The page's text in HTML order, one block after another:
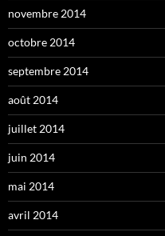
novembre 2014
octobre 2014
septembre 2014
août 2014
juillet 2014
juin 2014
mai 2014
avril 2014